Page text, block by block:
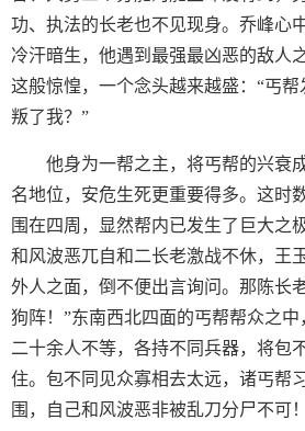
功、执法的长老也不见现身。乔峰心
冷汗暗生，他遇到最强最凶恶的敌人
这般惊惶，一个念头越来越盛：“丐
叛了我？”
他身为一帮之主，将丐帮的兴衰
名地位，安危生死更重要得多。这时
围在四周，显然帮内已发生了巨大之
和风波恶兀自和二长老激战不休，王
外人之面，倒不便出言询问。那陈长
狗阵！”东南西北四面的丐帮帮众之
二十余人不等，各持不同兵器，将包
住。包不同见众寡相去太远，诸丐帮
围，自己和风波恶非被乱刀分尸不可！